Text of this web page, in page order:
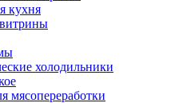
кухня
холодильники
мясопереработки